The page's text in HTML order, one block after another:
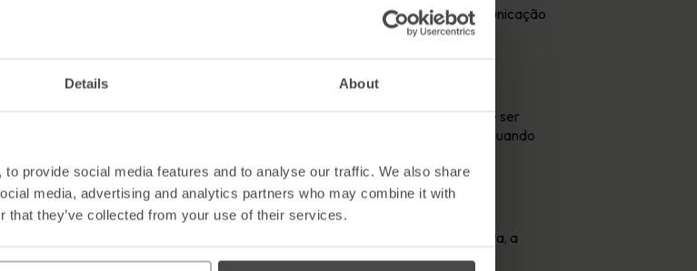
Details About
provide social media features and to analyse our traffic. We also share
media, advertising and analytics partners who may combine it with
that they’ve collected from your use of their services.
Web utilizando ligações HTTPS. O “S” significa seguro e significa que a comunicação
um aviso “Não seguro”, abandona imediatamente o site.
na mesma rede acedam aos teus ficheiros. Normalmente, esta definição pode ser
Os utilizadores do Windows devem selecionar a opção “rede pública” quando
e bloqueia actividades suspeitas. Embora não ofereça uma proteção completa, a
quando utilizas uma rede Wi-Fi pública.